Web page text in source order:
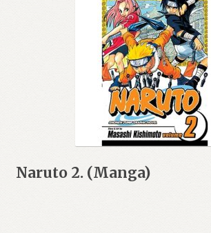
Naruto 2. (Manga)